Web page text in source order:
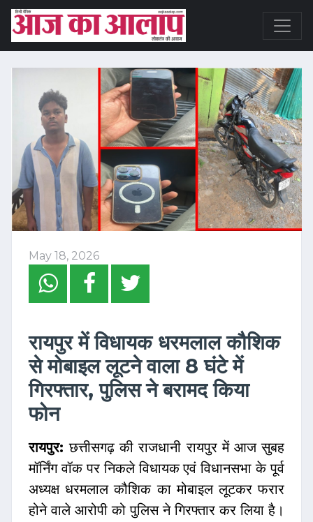
May 18, 2026
रायपुर में विधायक धरमलाल कौशिक
से मोबाइल लूटने वाला 8 घंटे में
गिरफ्तार, पुलिस ने बरामद किया
फोन
रायपुर:छत्तीसगढ़ की राजधानी रायपुर में आज सुबह
मॉर्निंग वॉक पर निकले विधायक एवं विधानसभा के पूर्व
अध्यक्ष धरमलाल कौशिक का मोबाइल लूटकर फरार
होने वाले आरोपी को पुलिस ने गिरफ्तार कर लिया है।